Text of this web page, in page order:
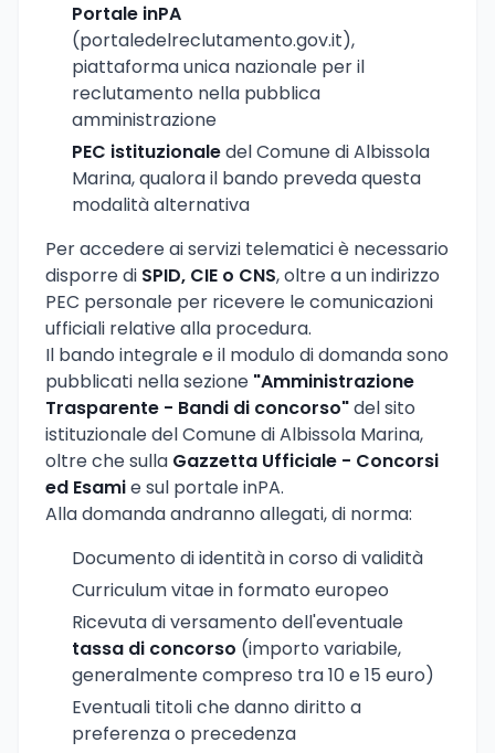
Portale inPA
(portaledelreclutamento.gov.it),
piattaforma unica nazionale per il
reclutamento nella pubblica
amministrazione
PEC istituzionaledel Comune di Albissola
Marina, qualora il bando preveda questa
modalità alternativa
Per accedere ai servizi telematici è necessario
disporre di SPID, CIE o CNS, oltre a un indirizzo
PEC personale per ricevere le comunicazioni
ufficiali relative alla procedura.
Il bando integrale e il modulo di domanda sono
pubblicati nella sezione "Amministrazione
Trasparente - Bandi di concorso"del sito
istituzionale del Comune di Albissola Marina,
oltre che sulla Gazzetta Ufficiale - Concorsi
ed Esamie sul portale inPA.
Alla domanda andranno allegati, di norma:
Documento di identità in corso di validità
Curriculum vitae in formato europeo
Ricevuta di versamento dell'eventuale
tassa di concorso (importo variabile,
generalmente compreso tra 10 e 15 euro)
Eventuali titoli che danno diritto a
preferenza o precedenza